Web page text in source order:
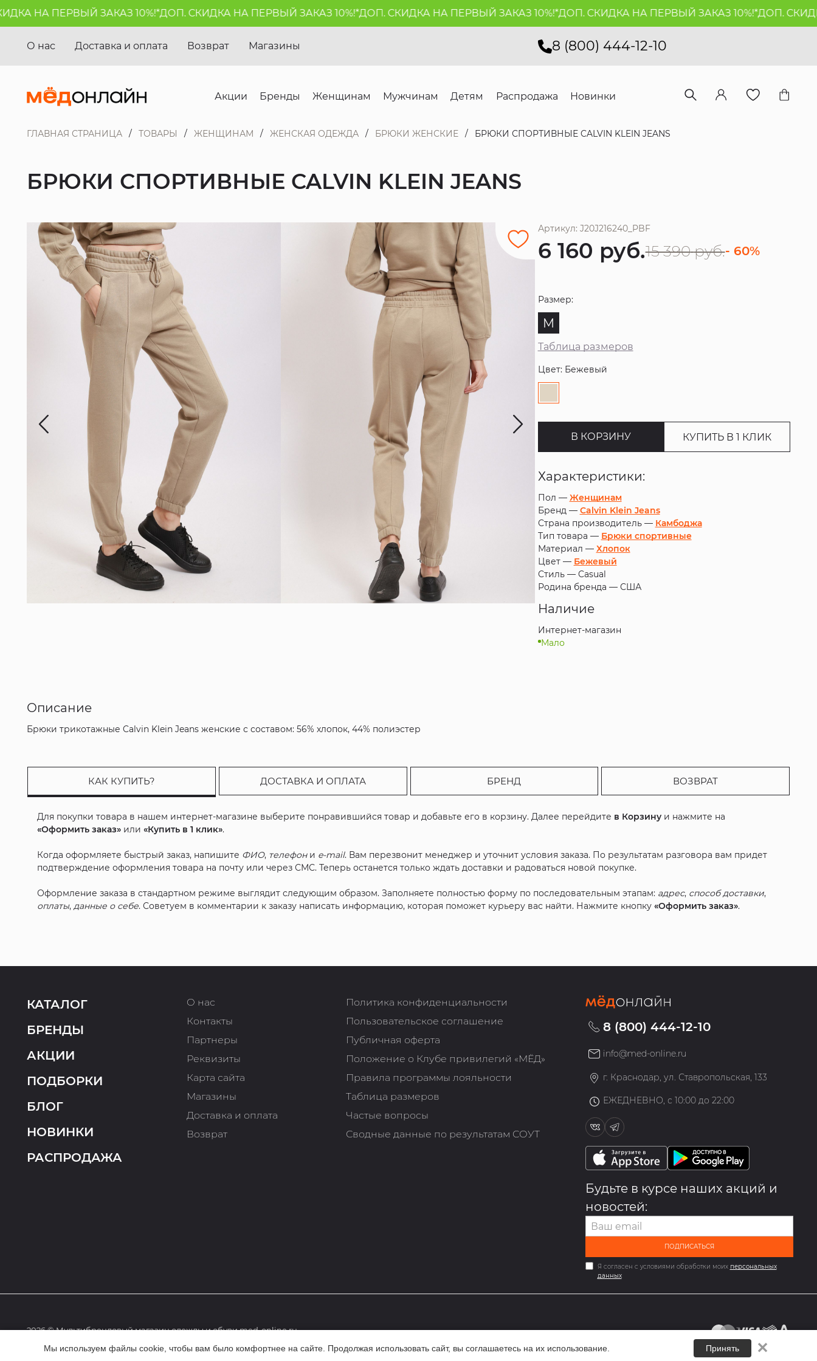
Мы используем файлы cookie, чтобы вам было комфортнее на сайте. Продолжая использовать сайт, вы соглашаетесь на их использование. Принять ✕
НА ПЕРВЫЙ ЗАКАЗ 10%!*ДОП. СКИДКА НА ПЕРВЫЙ ЗАКАЗ 10%!*ДОП. СКИДКА НА ПЕРВЫЙ ЗАКАЗ 10%!*ДОП. СКИДКА НА ПЕРВЫЙ ЗАКАЗ 10%!*ДОП. СКИДКА
8 (800) 444-12-10
О нас Доставка и оплата Возврат Магазины
Акции Бренды Женщинам Мужчинам Детям Распродажа Новинки
ГЛАВНАЯ СТРАНИЦА ТОВАРЫ ЖЕНЩИНАМ ЖЕНСКАЯ ОДЕЖДА БРЮКИ ЖЕНСКИЕ БРЮКИ СПОРТИВНЫЕ CALVIN KLEIN JEANS
БРЮКИ СПОРТИВНЫЕ CALVIN KLEIN JEANS
Артикул: J20J216240_PBF
6 160 руб.15 390 руб.- 60%
Размер:
M
Таблица размеров
Цвет: Бежевый
В КОРЗИНУ КУПИТЬ В 1 КЛИК
Характеристики:
Пол — Женщинам
Бренд — Calvin Klein Jeans
Страна производитель — Камбоджа
Тип товара — Брюки спортивные
Материал — Хлопок
Цвет — Бежевый
Стиль — Casual
Родина бренда — США
Наличие
Интернет-магазин
Мало
Описание
Брюки трикотажные Calvin Klein Jeans женские с составом: 56% хлопок, 44% полиэстер
КАК КУПИТЬ? ДОСТАВКА И ОПЛАТА БРЕНД ВОЗВРАТ
Для покупки товара в нашем интернет-магазине выберите понравившийся товар и добавьте его в корзину. Далее перейдите в Корзину и нажмите на
«Оформить заказ» или«Купить в 1 клик».
Когда оформляете быстрый заказ, напишите ФИО, телефони e-mail. Вам перезвонит менеджер и уточнит условия заказа. По результатам разговора вам придет
подтверждение оформления товара на почту или через СМС. Теперь останется только ждать доставки и радоваться новой покупке.
Оформление заказа в стандартном режиме выглядит следующим образом. Заполняете полностью форму по последовательным этапам: адрес, способ доставки,
оплаты,данные о себе. Советуем в комментарии к заказу написать информацию, которая поможет курьеру вас найти. Нажмите кнопку«Оформить заказ».
КАТАЛОГ
БРЕНДЫ
АКЦИИ
ПОДБОРКИ
БЛОГ
НОВИНКИ
РАСПРОДАЖА
О нас
Контакты
Партнеры
Реквизиты
Карта сайта
Магазины
Доставка и оплата
Возврат
Политика конфиденциальности
Пользовательское соглашение
Публичная оферта
Положение о Клубе привилегий «МЁД»
Правила программы лояльности
Таблица размеров
Частые вопросы
Сводные данные по результатам СОУТ
8 (800) 444-12-10
info@med-online.ru
г. Краснодар, ул. Ставропольская, 133
ЕЖЕДНЕВНО, с 10:00 до 22:00
Будьте в курсе наших акций и
новостей:
ПОДПИСАТЬСЯ
Я согласен с условиями обработки моих персональных
данных
2026 © Мультибрендовый магазин одежды и обуви med-online.ru